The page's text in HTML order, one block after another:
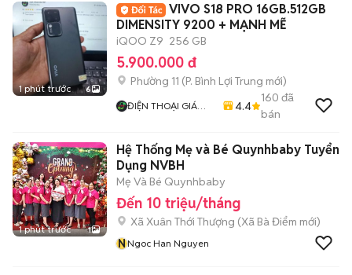
1 phút trước 6
VIVO S18 PRO 16GB.512GB
DIMENSITY 9200 + MẠNH MẼ
iQOO Z9 256 GB
5.900.000 đ
Phường 11 (P. Bình Lợi Trung mới)
ĐIỆN THOẠI GIÁ
4.4
160 đã
bán
1 phút trước 1
Hệ Thống Mẹ và Bé Quynhbaby Tuyển
Dụng NVBH
Mẹ Và Bé Quynhbaby
Đến 10 triệu/tháng
Xã Xuân Thới Thượng (Xã Bà Điểm mới)
NNgoc Han Nguyen